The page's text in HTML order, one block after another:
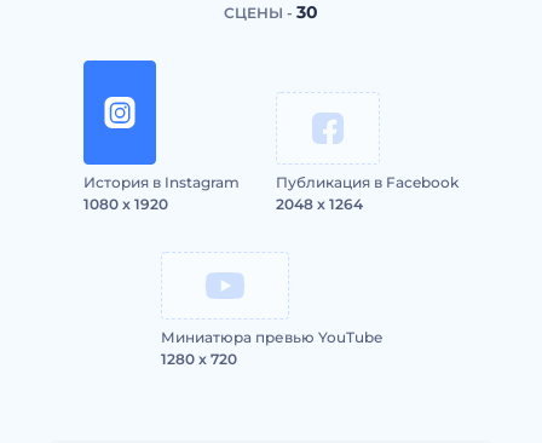
СЦЕНЫ - 30
История в Instagram
1080 x 1920
Публикация в Facebook
2048 x 1264
Миниатюра превью YouTube
1280 x 720